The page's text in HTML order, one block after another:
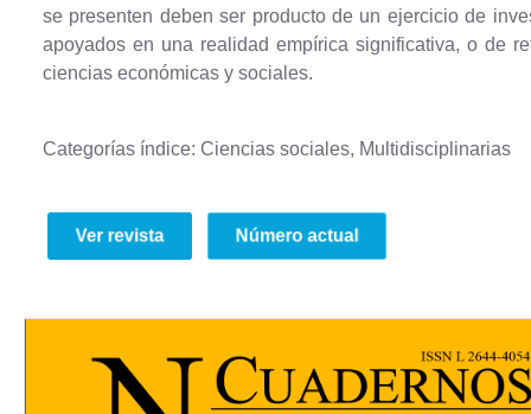
se presenten deben ser producto de un ejercicio de
apoyados en una realidad empírica significativa, o de
ciencias económicas y sociales.
Categorías índice: Ciencias sociales, Multidisciplinarias
Ver revista Número actual